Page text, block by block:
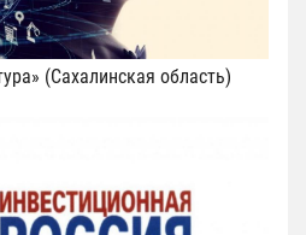
(Сахалинская область)